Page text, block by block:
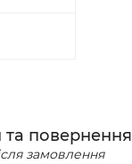
та повернення
замовлення